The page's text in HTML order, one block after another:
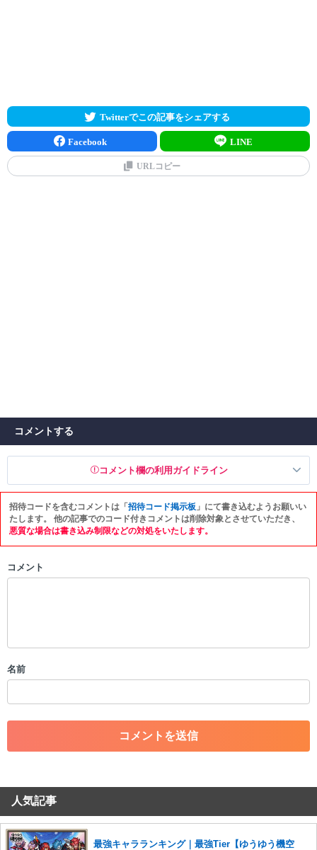
Twitterでこの記事をシェアする
Facebook LINE
URLコピー
コメントする
コメント欄の利用ガイドライン
以下の書き込みを禁止とし、場合によってはコメント削除や書き込み制
限を行う可能性がございます。 あらかじめご了承ください。
・スパムなど、記事内容と関係のない投稿
・その他、管理者が不適切と判断した投稿
コメントの削除を申請する ※投稿内容を確認後、順次対応さ
さい。
また、過度な利用規約の違反や、弊社に損害の及ぶ内容の書き込みがあ
った場合は、法的措置をとらせていただく場合もございますので、あら
かじめご理解くださいませ。
招待コードを含むコメントは「 招待コード掲示板 」にて書き込むようお願いい
たします。 他の記事でのコード付きコメントは削除対象とさせていただき、
悪質な場合は書き込み制限などの対処をいたします。
コメント
名前
人気記事
最強キャラランキング｜最強Tier【ゆうゆう機空